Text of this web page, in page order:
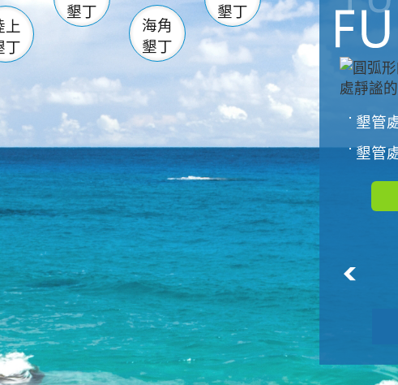
上
丁
墾丁
海角
墾丁
墾丁
墾管處推
墾管處攜